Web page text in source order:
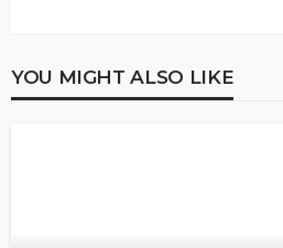
YOU MIGHT ALSO LIKE